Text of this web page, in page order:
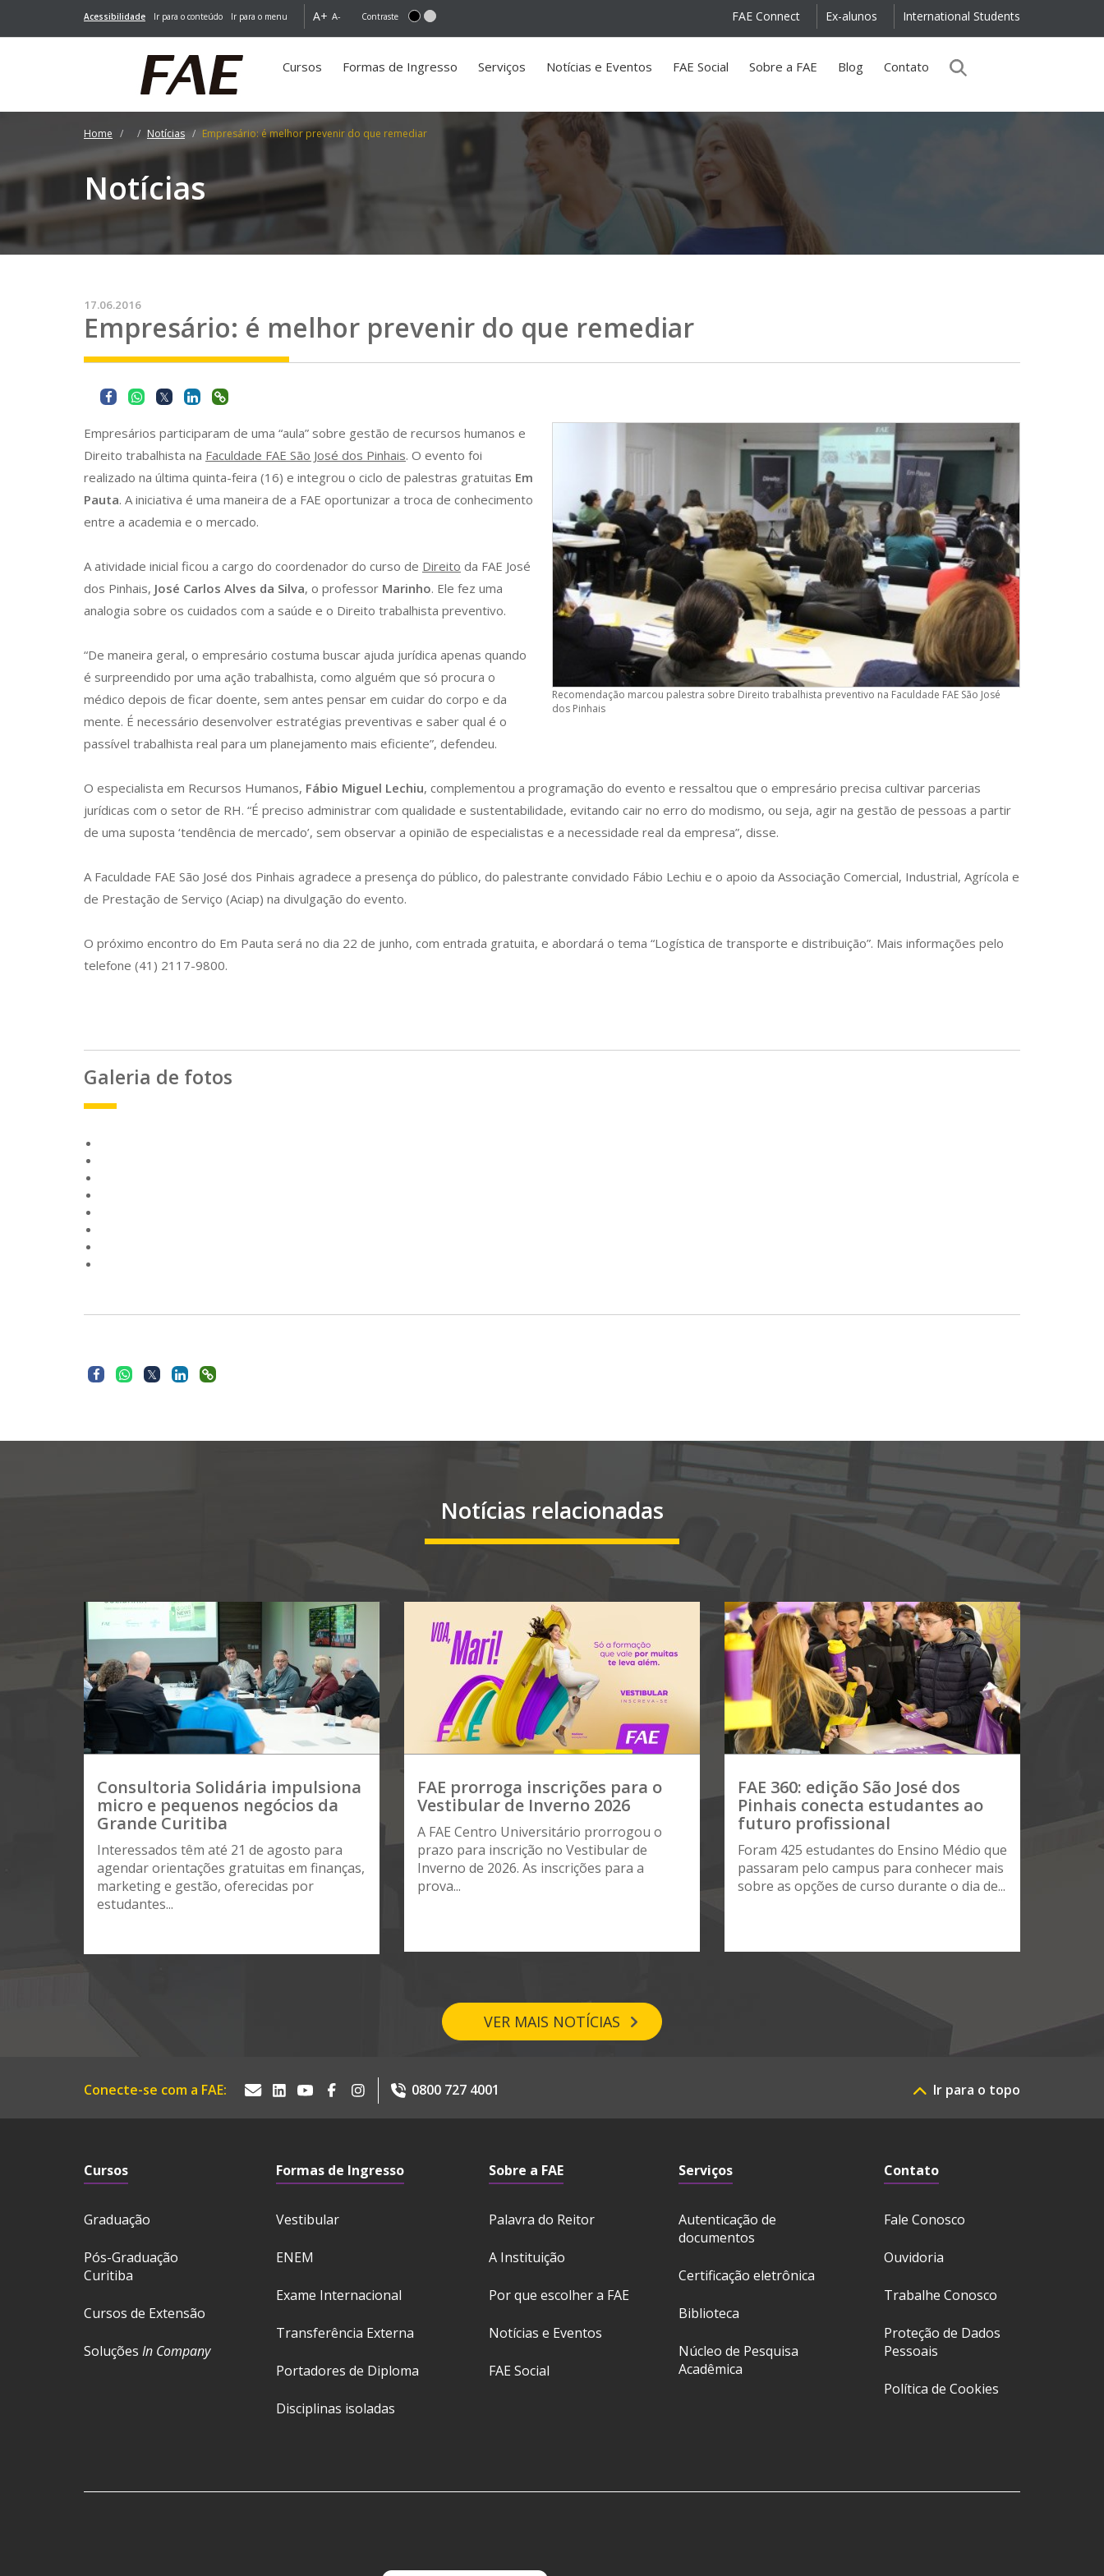
Acessibilidade Ir para o conteúdo Ir para o menu A+ A- Contraste International Students
Ex-alunos
FAE Connect
Cursos Formas de Ingresso Serviços Notícias e Eventos FAE Social Sobre a FAE Blog Contato
Home Notícias Empresário: é melhor prevenir do que remediar
Notícias
17.06.2016
Empresário: é melhor prevenir do que remediar
Recomendação marcou palestra sobre Direito trabalhista preventivo na Faculdade FAE São José
dos Pinhais
Empresários participaram de uma “aula” sobre gestão de recursos humanos e
Direito trabalhista na Faculdade FAE São José dos Pinhais. O evento foi
realizado na última quinta-feira (16) e integrou o ciclo de palestras gratuitas Em
Pauta. A iniciativa é uma maneira de a FAE oportunizar a troca de conhecimento
entre a academia e o mercado.
A atividade inicial ficou a cargo do coordenador do curso de Direito da FAE José
dos Pinhais, José Carlos Alves da Silva, o professor Marinho. Ele fez uma
analogia sobre os cuidados com a saúde e o Direito trabalhista preventivo.
“De maneira geral, o empresário costuma buscar ajuda jurídica apenas quando
é surpreendido por uma ação trabalhista, como alguém que só procura o
médico depois de ficar doente, sem antes pensar em cuidar do corpo e da
mente. É necessário desenvolver estratégias preventivas e saber qual é o
passível trabalhista real para um planejamento mais eficiente”, defendeu.
O especialista em Recursos Humanos, Fábio Miguel Lechiu, complementou a programação do evento e ressaltou que o empresário precisa cultivar parcerias
jurídicas com o setor de RH. “É preciso administrar com qualidade e sustentabilidade, evitando cair no erro do modismo, ou seja, agir na gestão de pessoas a partir
de uma suposta ‘tendência de mercado’, sem observar a opinião de especialistas e a necessidade real da empresa”, disse.
A Faculdade FAE São José dos Pinhais agradece a presença do público, do palestrante convidado Fábio Lechiu e o apoio da Associação Comercial, Industrial, Agrícola e
de Prestação de Serviço (Aciap) na divulgação do evento.
O próximo encontro do Em Pauta será no dia 22 de junho, com entrada gratuita, e abordará o tema “Logística de transporte e distribuição”. Mais informações pelo
telefone (41) 2117-9800.
Galeria de fotos
Notícias relacionadas
Consultoria Solidária impulsiona
micro e pequenos negócios da
Grande Curitiba
Interessados têm até 21 de agosto para
agendar orientações gratuitas em finanças,
marketing e gestão, oferecidas por
estudantes...
FAE prorroga inscrições para o
Vestibular de Inverno 2026
A FAE Centro Universitário prorrogou o
prazo para inscrição no Vestibular de
Inverno de 2026. As inscrições para a
prova...
FAE 360: edição São José dos
Pinhais conecta estudantes ao
futuro profissional
Foram 425 estudantes do Ensino Médio que
passaram pelo campus para conhecer mais
sobre as opções de curso durante o dia de...
VER MAIS NOTÍCIAS
Conecte-se com a FAE: 0800 727 4001 Ir para o topo
Cursos
Graduação
Pós-Graduação
Curitiba
Cursos de Extensão
Soluções In Company
Formas de Ingresso
Vestibular
ENEM
Exame Internacional
Transferência Externa
Portadores de Diploma
Disciplinas isoladas
Sobre a FAE
Palavra do Reitor
A Instituição
Por que escolher a FAE
Notícias e Eventos
FAE Social
Serviços
Autenticação de
documentos
Certificação eletrônica
Biblioteca
Núcleo de Pesquisa
Acadêmica
Contato
Fale Conosco
Ouvidoria
Trabalhe Conosco
Proteção de Dados
Pessoais
Política de Cookies